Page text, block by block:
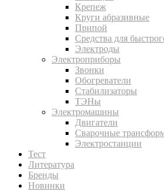
Крепеж
Круги абразивные
Припой
Средства для
Электроды
Электроприборы
Звонки
Обогреватели
Стабилизаторы
ТЭНы
Электромашины
Двигатели
Сварочные
Электростанции
Тест
Литература
Бренды
Новинки